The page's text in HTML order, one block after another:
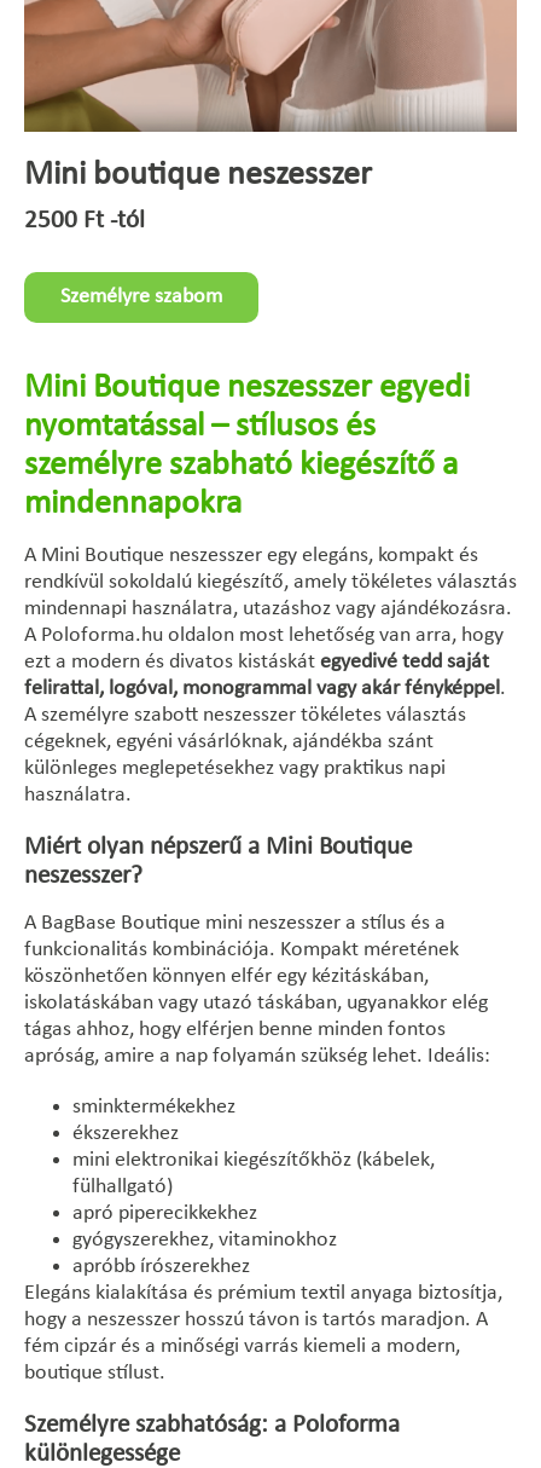
Mini boutique neszesszer
2500 Ft-tól
Személyre szabom
Mini Boutique neszesszer egyedi
nyomtatással – stílusos és
személyre szabható kiegészítő a
mindennapokra
A Mini Boutique neszesszer egy elegáns, kompakt és
rendkívül sokoldalú kiegészítő, amely tökéletes választás
mindennapi használatra, utazáshoz vagy ajándékozásra.
A Poloforma.hu oldalon most lehetőség van arra, hogy
ezt a modern és divatos kistáskát egyedivé tedd saját
felirattal, logóval, monogrammal vagy akár fényképpel.
A személyre szabott neszesszer tökéletes választás
cégeknek, egyéni vásárlóknak, ajándékba szánt
különleges meglepetésekhez vagy praktikus napi
használatra.
Miért olyan népszerű a Mini Boutique
neszesszer?
A BagBase Boutique mini neszesszer a stílus és a
funkcionalitás kombinációja. Kompakt méretének
köszönhetően könnyen elfér egy kézitáskában,
iskolatáskában vagy utazó táskában, ugyanakkor elég
tágas ahhoz, hogy elférjen benne minden fontos
apróság, amire a nap folyamán szükség lehet. Ideális:
sminktermékekhez
ékszerekhez
mini elektronikai kiegészítőkhöz (kábelek,
fülhallgató)
apró piperecikkekhez
gyógyszerekhez, vitaminokhoz
apróbb írószerekhez
Elegáns kialakítása és prémium textil anyaga biztosítja,
hogy a neszesszer hosszú távon is tartós maradjon. A
fém cipzár és a minőségi varrás kiemeli a modern,
boutique stílust.
Személyre szabhatóság: a Poloforma
különlegessége